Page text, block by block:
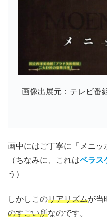
画像出展元：テレビ番
画中にはご丁寧に「メニッ
（ちなみに、これはベラス
う）
しかしこのリアリズムが当
のすごい所なのです。